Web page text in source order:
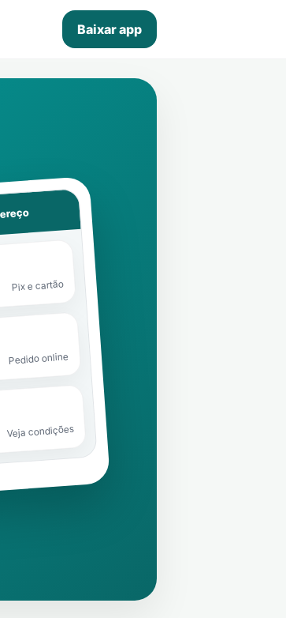
Baixar app
Pix e cartão
Pedido online
Veja condições